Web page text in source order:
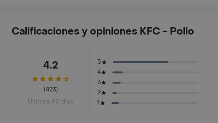
Calificaciones y opiniones KFC - Pollo
4.2
(423)
Últimos 90 días
5
4
3
2
1